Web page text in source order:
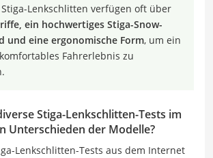
Stiga-Lenkschlitten verfügen oft über
ein hochwertiges Stiga-Snow-
und eine ergonomische Form, um ein
Fahrerlebnis zu
Stiga-Lenkschlitten-Tests im
Unterschieden der Modelle?
Lenkschlitten-Tests aus dem Internet